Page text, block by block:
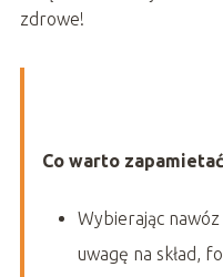
zdrowe!
Co warto
Wybierając
uwagę na skład,